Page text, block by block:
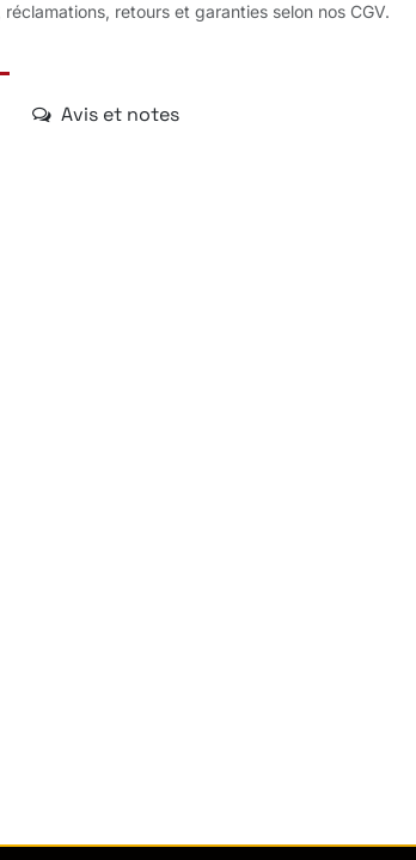
réclamations, retours et garanties selon nos CGV.
Avis et notes